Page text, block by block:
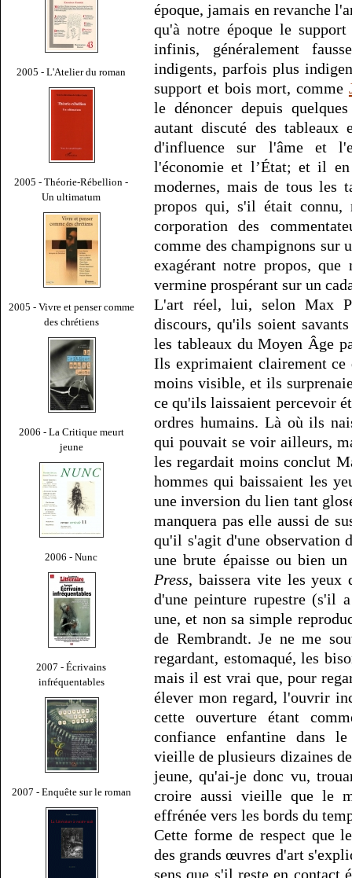
2005 - L'Atelier du roman
2005 - Théorie-Rébellion -
Un ultimatum
2005 - Vivre et penser comme
des chrétiens
2006 - La Critique meurt
jeune
2006 - Nunc
2007 - Écrivains
infréquentables
2007 - Enquête sur le roman
époque, jamais en revanche
qu'à notre époque le
infinis, généralement
indigents, parfois plus
support et bois mort, comme
le dénoncer depuis
autant discuté des
d'influence sur l'âme et
l'économie et l’État; et il
modernes, mais de tous les
propos qui, s'il était connu,
corporation des
comme des champignons sur
exagérant notre propos,
vermine prospérant sur un
L'art réel, lui, selon Max
discours, qu'ils soient
les tableaux du Moyen Âge
Ils exprimaient clairement
moins visible, et ils
ce qu'ils laissaient percevoir
ordres humains. Là où ils
qui pouvait se voir ailleurs,
les regardait moins conclut
hommes qui baissaient les
une inversion du lien tant
manquera pas elle aussi de
qu'il s'agit d'une observation
une brute épaisse ou bien
Press, baissera vite les yeux
d'une peinture rupestre (s'il
une, et non sa simple
de Rembrandt. Je ne me
regardant, estomaqué, les
mais il est vrai que, pour
élever mon regard, l'ouvrir
cette ouverture étant
confiance enfantine dans
vieille de plusieurs dizaines
jeune, qu'ai-je donc vu,
croire aussi vieille que le
effrénée vers les bords du
Cette forme de respect que
des grands œuvres d'art
sens que s'il reste en contact